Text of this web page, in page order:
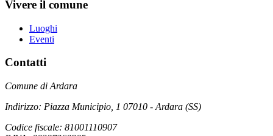
Vivere il comune
Luoghi
Eventi
Contatti
Comune di Ardara
Indirizzo: Piazza Municipio, 1 07010 - Ardara (SS)
Codice fiscale: 81001110907